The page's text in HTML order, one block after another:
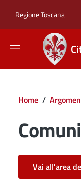
Regione Toscana
Briciole
Home /
Vai all'area